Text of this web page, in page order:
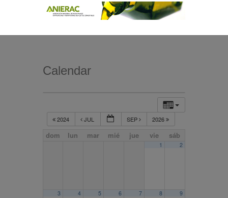
Calendar
2024 JUL SEP 2026
dom lun mar mié jue vie sáb
1 2
3 4 5 6 7 8 9